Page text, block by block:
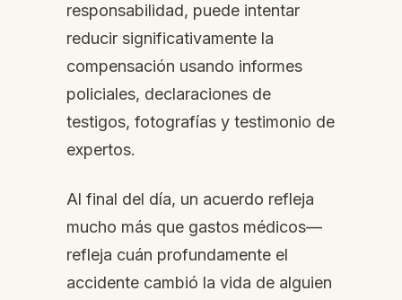
responsabilidad, puede intentar
reducir significativamente la
compensación usando informes
policiales, declaraciones de
testigos, fotografías y testimonio de
expertos.
Al final del día, un acuerdo refleja
mucho más que gastos médicos—
refleja cuán profundamente el
accidente cambió la vida de alguien